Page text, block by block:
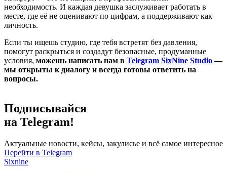
необходимость. И каждая девушка заслуживает работать в
месте, где её не оценивают по цифрам, а поддерживают как
личность.
Если ты ищешь студию, где тебя встретят без давления,
помогут раскрыться и создадут безопасные, продуманные
условия, можешь написать нам в Telegram SixNine Studio—
мы открыты к диалогу и всегда готовы ответить на
вопросы.
Подписывайся
на Telegram!
Актуальные новости, кейсы, закулисье и всё самое интересное
Перейти в Telegram
Sixnine